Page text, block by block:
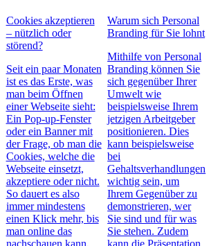
Cookies akzeptieren
– nützlich oder
störend?
Seit ein paar Monaten
ist es das Erste, was
man beim Öffnen
einer Webseite sieht:
Ein Pop-up-Fenster
oder ein Banner mit
der Frage, ob man die
Cookies, welche die
Webseite einsetzt,
akzeptiere oder nicht.
So dauert es also
immer mindestens
einen Klick mehr, bis
man online das
nachschauen kann,
Warum sich Personal
Branding für Sie lohnt
Mithilfe von Personal
Branding können Sie
sich gegenüber Ihrer
Umwelt wie
beispielsweise Ihrem
jetzigen Arbeitgeber
positionieren. Dies
kann beispielsweise
bei
Gehaltsverhandlungen
wichtig sein, um
Ihrem Gegenüber zu
demonstrieren, wer
Sie sind und für was
Sie stehen. Zudem
kann die Präsentation